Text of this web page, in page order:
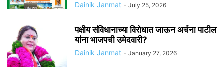
Dainik Janmat - July 25, 2026
पक्षीय संविधानाच्या विरोधात जाऊन अर्चना पाटील
यांना भाजपची उमेदवारी?
Dainik Janmat - January 27, 2026